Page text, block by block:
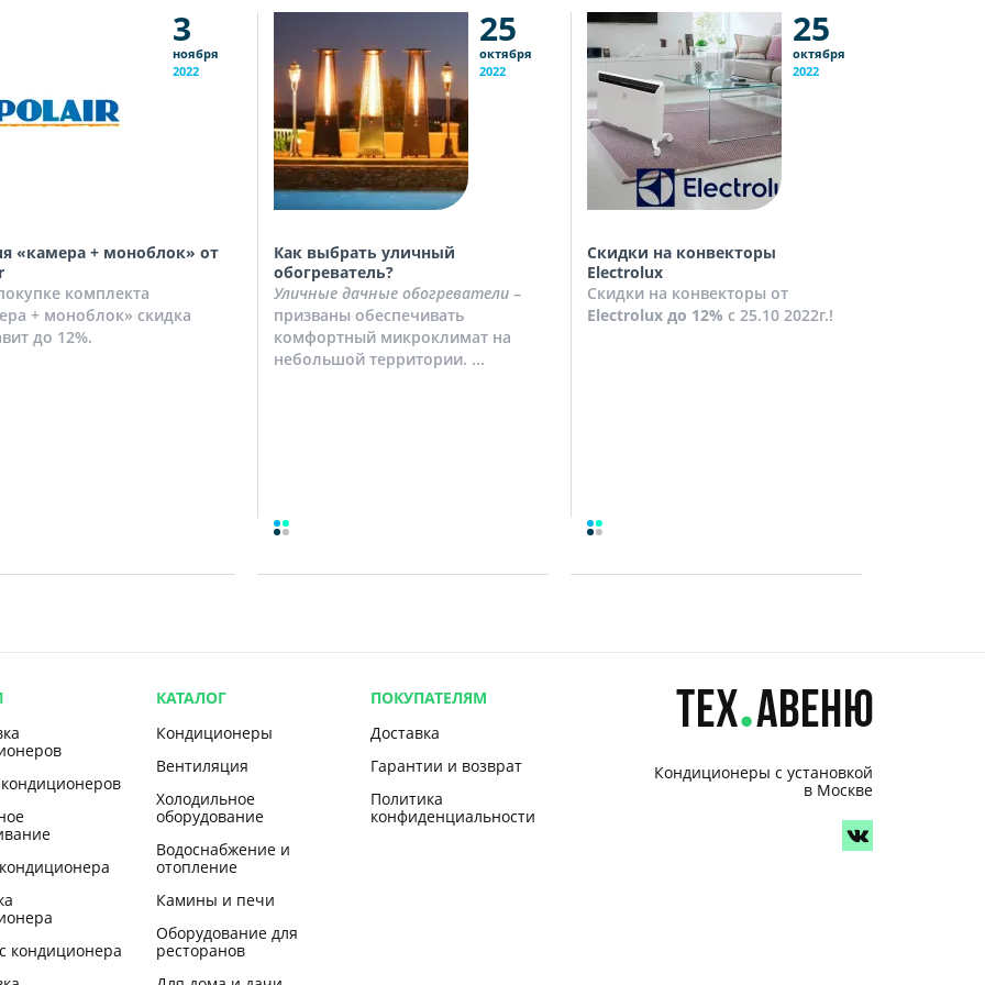
3
ноября
2022
«камера + моноблок» от
комплекта
+ моноблок» скидка
до 12%.
25
октября
2022
Как выбрать уличный
обогреватель?
Уличные дачные обогреватели –
призваны обеспечивать
комфортный микроклимат на
небольшой территории. ...
25
октября
2022
Скидки на конвекторы
Electrolux
Скидки на конвекторы от
Electrolux до 12% с 25.10 2022г.!
кондиционера
КАТАЛОГ
Кондиционеры
Вентиляция
Холодильное
оборудование
Водоснабжение и
отопление
Камины и печи
Оборудование для
ресторанов
ПОКУПАТЕЛЯМ
Доставка
Гарантии и возврат
Политика
конфиденциальности
Кондиционеры с установкой
в Москве